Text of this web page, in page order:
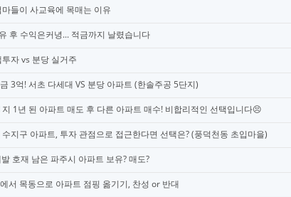
마들이 사교육에 목매는 이유
후 수익은커녕... 적금까지 날렸습니다
자 vs 분당 실거주
3억! 서초 다세대 VS 분당 아파트 (한솔주공 5단지)
지 1년 된 아파트 매도 후 다른 아파트 매수! 비합리적인 선택입니다😣
수지구 아파트, 투자 관점으로 접근한다면 선택은? (풍덕천동 초입마을)
호재 남은 파주시 아파트 보유? 매도?
서 목동으로 아파트 점핑 옮기기, 찬성 or 반대